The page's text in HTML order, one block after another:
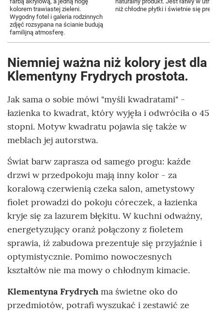
kolorem trawiastej zieleni.
Wygodny fotel i galeria rodzinnych
zdjęć rozsypana na ścianie budują
familijną atmosferę.
niż chłodne płytki i świetnie się
Niemniej ważna niż kolory jest dla
Klementyny Frydrych prostota.
Jak sama o sobie mówi "myśli kwadratami" -
łazienka to kwadrat, który wyjęła i odwróciła o 45
stopni. Motyw kwadratu pojawia się także w
meblach jej autorstwa.
Świat barw zaprasza od samego progu: każde
drzwi w przedpokoju mają inny kolor - za
koralową czerwienią czeka salon, ametystowy
fiolet prowadzi do pokoju córeczek, a łazienka
kryje się za lazurem błękitu. W kuchni odważny,
energetyzujący oranż połączony z fioletem
sprawia, iż zabudowa prezentuje się przyjaźnie i
optymistycznie. Pomimo nowoczesnych
kształtów nie ma mowy o chłodnym kimacie.
Klementyna Frydrych ma świetne oko do
przedmiotów, potrafi wyszukać i zestawić ze